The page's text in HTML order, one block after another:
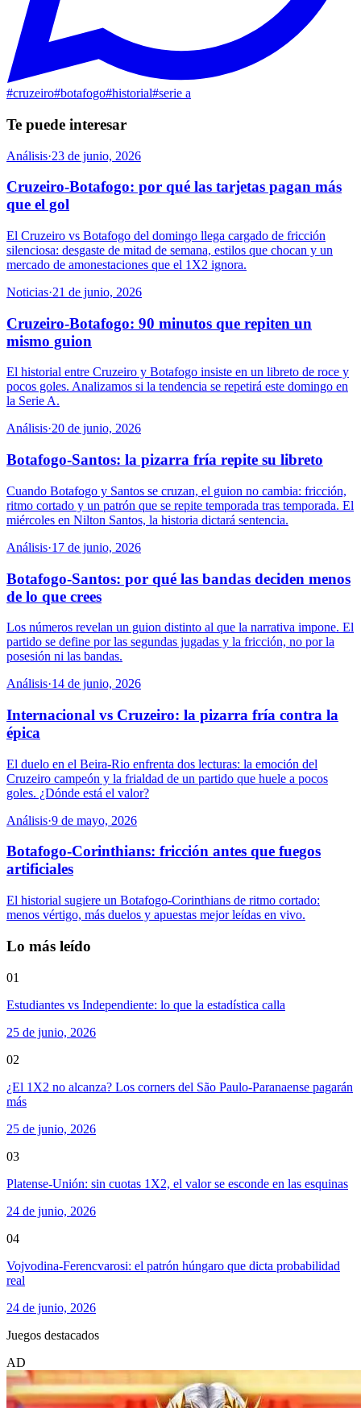
#cruzeiro#botafogo#historial#serie a
Te puede interesar
Análisis·23 de junio, 2026
Cruzeiro-Botafogo: por qué las tarjetas pagan más
que el gol
El Cruzeiro vs Botafogo del domingo llega cargado de fricción
silenciosa: desgaste de mitad de semana, estilos que chocan y un
mercado de amonestaciones que el 1X2 ignora.
Noticias·21 de junio, 2026
Cruzeiro-Botafogo: 90 minutos que repiten un
mismo guion
El historial entre Cruzeiro y Botafogo insiste en un libreto de roce y
pocos goles. Analizamos si la tendencia se repetirá este domingo en
la Serie A.
Análisis·20 de junio, 2026
Botafogo-Santos: la pizarra fría repite su libreto
Cuando Botafogo y Santos se cruzan, el guion no cambia: fricción,
ritmo cortado y un patrón que se repite temporada tras temporada. El
miércoles en Nilton Santos, la historia dictará sentencia.
Análisis·17 de junio, 2026
Botafogo-Santos: por qué las bandas deciden menos
de lo que crees
Los números revelan un guion distinto al que la narrativa impone. El
partido se define por las segundas jugadas y la fricción, no por la
posesión ni las bandas.
Análisis·14 de junio, 2026
Internacional vs Cruzeiro: la pizarra fría contra la
épica
El duelo en el Beira-Rio enfrenta dos lecturas: la emoción del
Cruzeiro campeón y la frialdad de un partido que huele a pocos
goles. ¿Dónde está el valor?
Análisis·9 de mayo, 2026
Botafogo-Corinthians: fricción antes que fuegos
artificiales
El historial sugiere un Botafogo-Corinthians de ritmo cortado:
menos vértigo, más duelos y apuestas mejor leídas en vivo.
Lo más leído
01
Estudiantes vs Independiente: lo que la estadística calla
25 de junio, 2026
02
¿El 1X2 no alcanza? Los corners del São Paulo-Paranaense pagarán
más
25 de junio, 2026
03
Platense-Unión: sin cuotas 1X2, el valor se esconde en las esquinas
24 de junio, 2026
04
Vojvodina-Ferencvarosi: el patrón húngaro que dicta probabilidad
real
24 de junio, 2026
Juegos destacados
AD